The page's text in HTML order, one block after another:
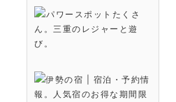
パワースポットたくさ
ん。三重のレジャーと遊
び。
伊勢の宿 | 宿泊・予約情
報。人気宿のお得な期間限